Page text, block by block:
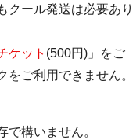
クール発送は必要あり
ケット (500円)」をご
ご利用できません。
で構いません。